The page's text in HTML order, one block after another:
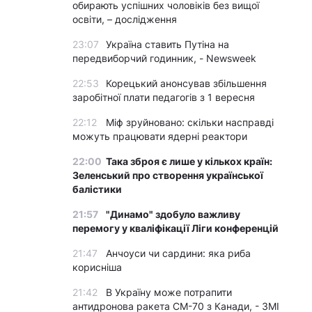
обирають успішних чоловіків без вищої
освіти, – дослідження
23:07
Україна ставить Путіна на
передвиборчий годинник, - Newsweek
22:53
Корецький анонсував збільшення
заробітної плати педагогів з 1 вересня
22:12
Міф зруйновано: скільки насправді
можуть працювати ядерні реактори
22:00 Така зброя є лише у кількох країн:
Зеленський про створення української
балістики
21:57
"Динамо" здобуло важливу
перемогу у кваліфікації Ліги конференцій
21:47
Анчоуси чи сардини: яка риба
корисніша
21:42
В Україну може потрапити
антидронова ракета CM-70 з Канади, - ЗМІ